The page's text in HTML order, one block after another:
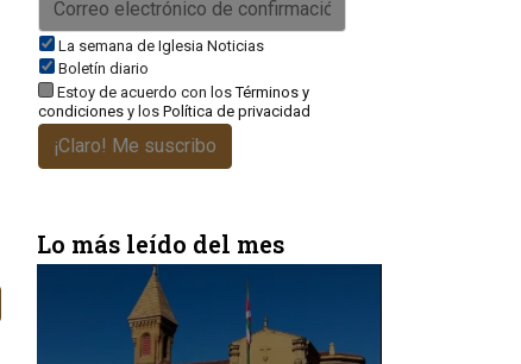
La semana de Iglesia Noticias
Boletín diario
Estoy de acuerdo con losTérminos y
condiciones y los Política de privacidad
¡Claro! Me suscribo
Lo más leído del mes